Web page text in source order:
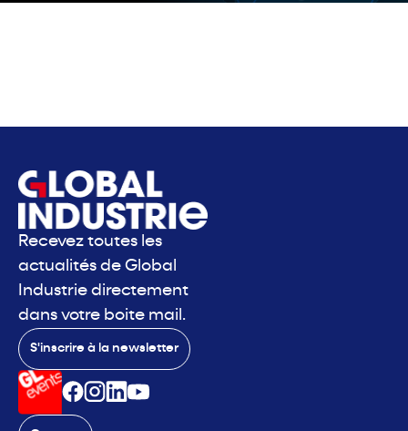
Recevez toutes les
actualités de Global
Industrie directement
dans votre boite mail.
S'inscrire à la newsletter